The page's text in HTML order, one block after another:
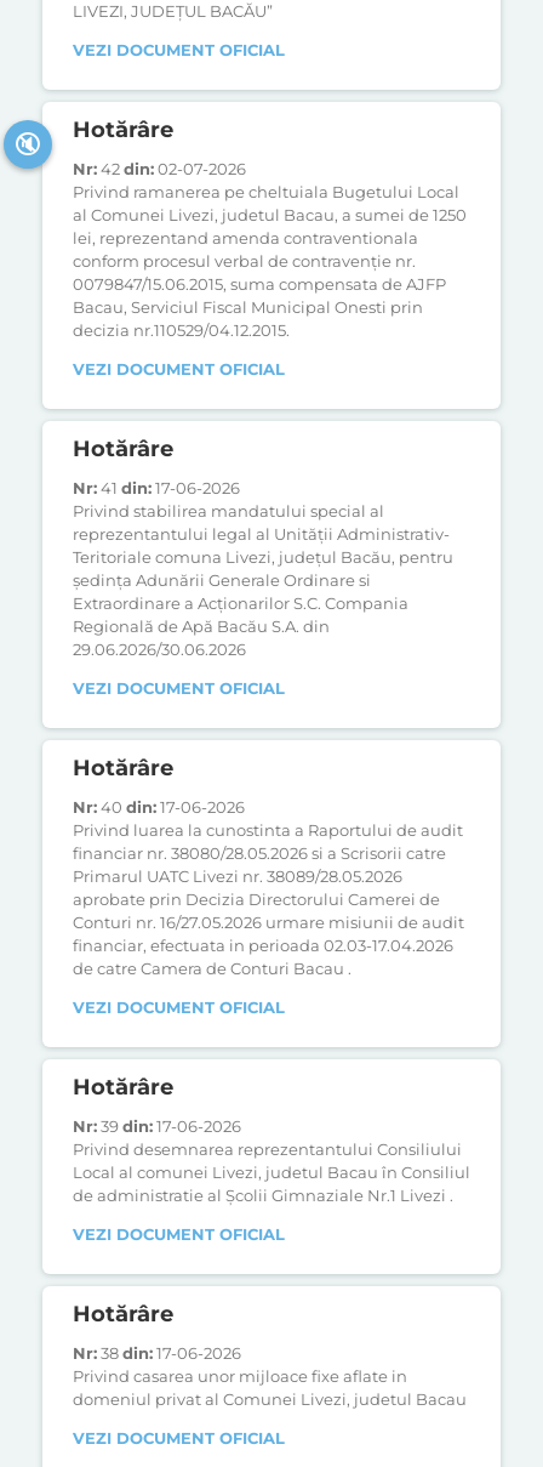
LIVEZI, JUDEȚUL BACĂU”
VEZI DOCUMENT OFICIAL
Hotărâre
Nr:42din:02-07-2026
Privind ramanerea pe cheltuiala Bugetului Local
al Comunei Livezi, judetul Bacau, a sumei de 1250
lei, reprezentand amenda contraventionala
conform procesul verbal de contravenție nr.
0079847/15.06.2015, suma compensata de AJFP
Bacau, Serviciul Fiscal Municipal Onesti prin
decizia nr.110529/04.12.2015.
VEZI DOCUMENT OFICIAL
Hotărâre
Nr:41 din:17-06-2026
Privind stabilirea mandatului special al
reprezentantului legal al Unității Administrativ-
Teritoriale comuna Livezi, județul Bacău, pentru
ședința Adunării Generale Ordinare si
Extraordinare a Acționarilor S.C. Compania
Regională de Apă Bacău S.A. din
29.06.2026/30.06.2026
VEZI DOCUMENT OFICIAL
Hotărâre
Nr:40 din:17-06-2026
Privind luarea la cunostinta a Raportului de audit
financiar nr. 38080/28.05.2026 si a Scrisorii catre
Primarul UATC Livezi nr. 38089/28.05.2026
aprobate prin Decizia Directorului Camerei de
Conturi nr. 16/27.05.2026 urmare misiunii de audit
financiar, efectuata in perioada 02.03-17.04.2026
de catre Camera de Conturi Bacau .
VEZI DOCUMENT OFICIAL
Hotărâre
Nr:39din:17-06-2026
Privind desemnarea reprezentantului Consiliului
Local al comunei Livezi, judetul Bacau în Consiliul
de administratie al Şcolii Gimnaziale Nr.1 Livezi .
VEZI DOCUMENT OFICIAL
Hotărâre
Nr:38din:17-06-2026
Privind casarea unor mijloace fixe aflate in
domeniul privat al Comunei Livezi, judetul Bacau
VEZI DOCUMENT OFICIAL
🔇